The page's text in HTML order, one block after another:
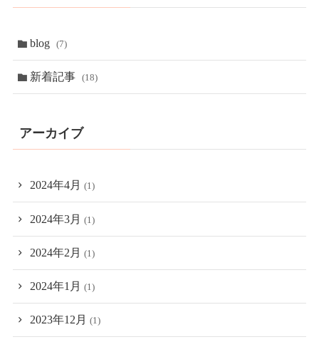
blog (7)
新着記事 (18)
アーカイブ
2024年4月 (1)
2024年3月 (1)
2024年2月 (1)
2024年1月 (1)
2023年12月 (1)